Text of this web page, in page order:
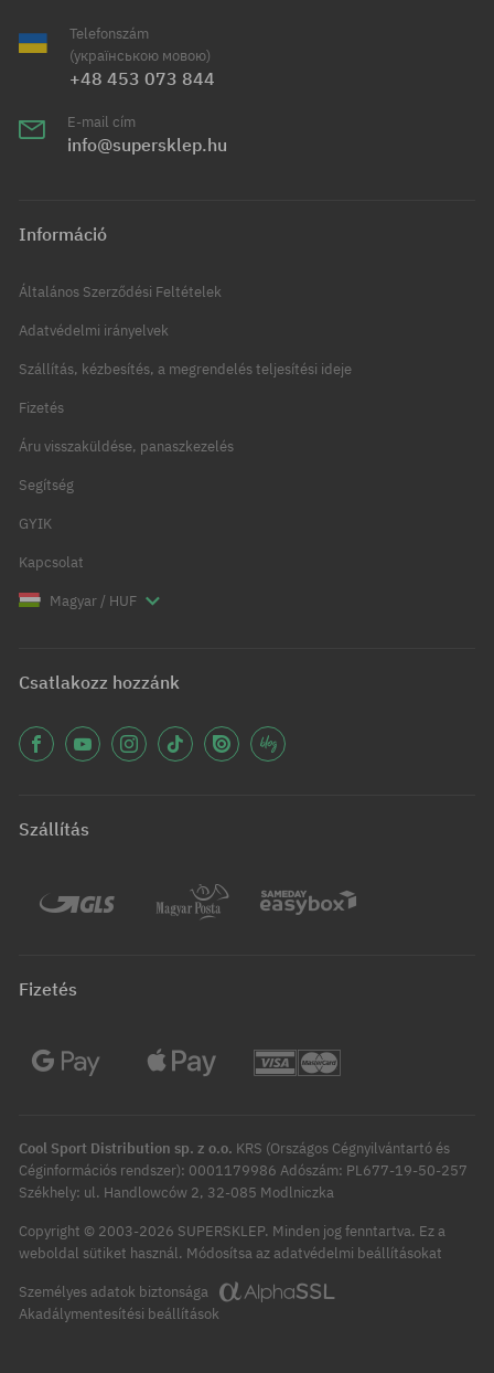
Telefonszám
(українською мовою)
+48 453 073 844
E-mail cím
info@supersklep.hu
Információ
Általános Szerződési Feltételek
Adatvédelmi irányelvek
Szállítás, kézbesítés, a megrendelés teljesítési ideje
Fizetés
Áru visszaküldése, panaszkezelés
Segítség
GYIK
Kapcsolat
Magyar / HUF
Csatlakozz hozzánk
Szállítás
Fizetés
Cool Sport Distribution sp. z o.o. KRS (Országos Cégnyilvántartó és
Céginformációs rendszer): 0001179986 Adószám: PL677-19-50-257
Székhely: ul. Handlowców 2, 32-085 Modlniczka
Copyright © 2003-2026 SUPERSKLEP. Minden jog fenntartva. Ez a
weboldal sütiket használ. Módosítsa az adatvédelmi beállításokat
Személyes adatok biztonsága
Akadálymentesítési beállítások